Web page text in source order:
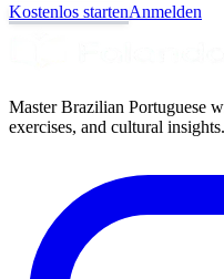
Kostenlos startenAnmelden
Master Brazilian Portuguese
exercises, and cultural insights.